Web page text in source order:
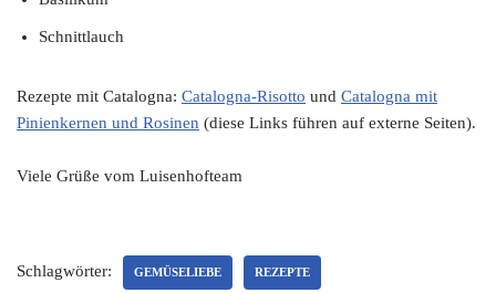
Schnittlauch
Rezepte mit Catalogna: Catalogna-Risotto und Catalogna mit
Pinienkernen und Rosinen (diese Links führen auf externe Seiten).
Viele Grüße vom Luisenhofteam
Schlagwörter: GEMÜSELIEBE REZEPTE